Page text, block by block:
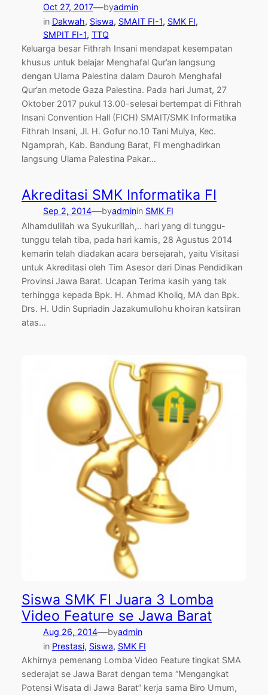
Oct 27, 2017—byadmin
in Dakwah, Siswa, SMAIT FI-1, SMK FI
SMPIT FI-1, TTQ
Keluarga besar Fithrah Insani mendapat kesempatan
khusus untuk belajar Menghafal Qur’an langsung
dengan Ulama Palestina dalam Dauroh Menghafal
Qur’an metode Gaza Palestina. Pada hari Jumat, 27
Oktober 2017 pukul 13.00-selesai bertempat di Fithrah
Insani Convention Hall (FICH) SMAIT/SMK Informatika
Fithrah Insani, Jl. H. Gofur no.10 Tani Mulya, Kec.
Ngamprah, Kab. Bandung Barat, FI menghadirkan
langsung Ulama Palestina Pakar…
Akreditasi SMK Informatika FI
Sep 2, 2014—byadminin SMK FI
Alhamdulillah wa Syukurillah,.. hari yang di tunggu-
tunggu telah tiba, pada hari kamis, 28 Agustus 2014
kemarin telah diadakan acara bersejarah, yaitu Visitasi
untuk Akreditasi oleh Tim Asesor dari Dinas Pendidikan
Provinsi Jawa Barat. Ucapan Terima kasih yang tak
terhingga kepada Bpk. H. Ahmad Kholiq, MA dan Bpk.
Drs. H. Udin Supriadin Jazakumullohu khoiran katsiiran
atas…
Siswa SMK FI Juara 3 Lomba
Video Feature se Jawa Barat
Aug 26, 2014—byadmin
in Prestasi, Siswa, SMK FI
Akhirnya pemenang Lomba Video Feature tingkat SMA
sederajat se Jawa Barat dengan tema “Mengangkat
Potensi Wisata di Jawa Barat” kerja sama Biro Umum,